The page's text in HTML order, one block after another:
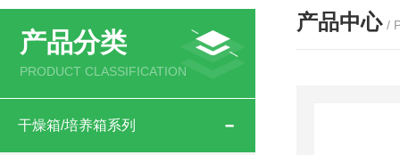
产品分类
PRODUCT CLASSIFICATION
干燥箱/培养箱系列
产品中心 /